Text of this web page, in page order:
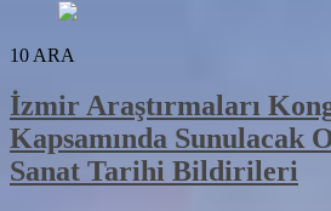
10 ARA
İzmir Araştırmaları
Kapsamında Sunulacak
Sanat Tarihi Bildirileri